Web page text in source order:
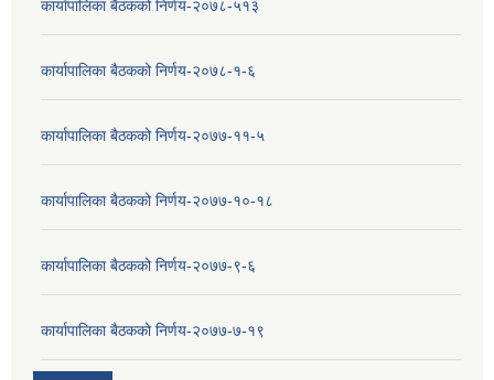
कार्यापालिका बैठकको निर्णय-२०७८-५१३
कार्यापालिका बैठकको निर्णय-२०७८-१-६
कार्यापालिका बैठकको निर्णय-२०७७-११-५
कार्यापालिका बैठकको निर्णय-२०७७-१०-१८
कार्यापालिका बैठकको निर्णय-२०७७-९-६
कार्यापालिका बैठकको निर्णय-२०७७-७-१९